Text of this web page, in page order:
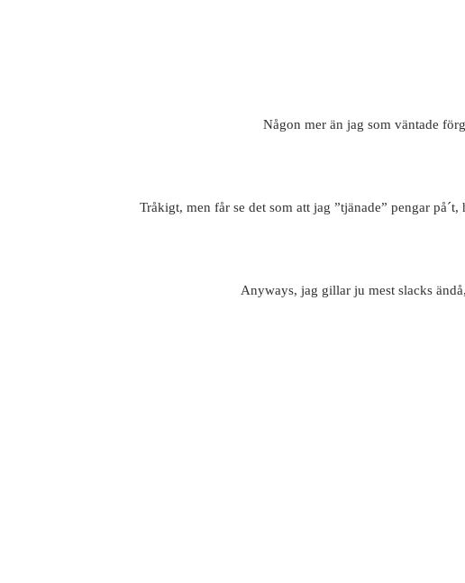
Någon mer än jag som väntade
Tråkigt, men får se det som att jag ”tjänade” pengar
Anyways, jag gillar ju mest slacks